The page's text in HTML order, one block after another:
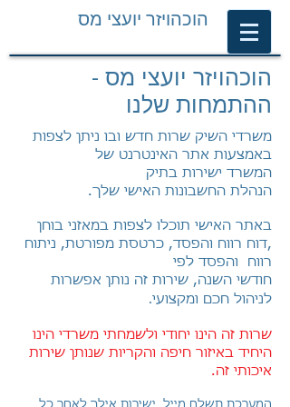
הוכהויזר יועצי מס
הוכהויזר יועצי מס -
ההתמחות שלנו
משרדי השיק שרות חדש ובו ניתן לצפות
באמצעות אתר האינטרנט של
המשרד ישירות בתיק
הנהלת החשבונות האישי שלך.
באתר האישי תוכלו לצפות במאזני בוחן
,דוח רווח והפסד, כרטסת מפורטת, ניתוח
רווח והפסד לפי
חודשי השנה, שירות זה נותן אפשרות
לניהול חכם ומקצועי.
שרות זה הינו יחודי ולשמחתי משרדי הינו
היחיד באיזור חיפה והקריות שנותן שירות
איכותי זה.